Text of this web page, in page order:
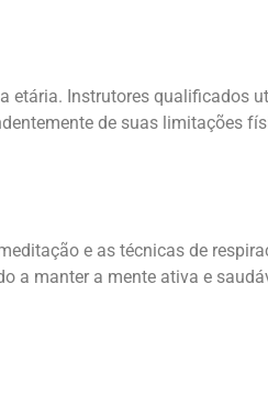
etária. Instrutores qualificados
de suas limitações
e as técnicas de
a manter a mente ativa e